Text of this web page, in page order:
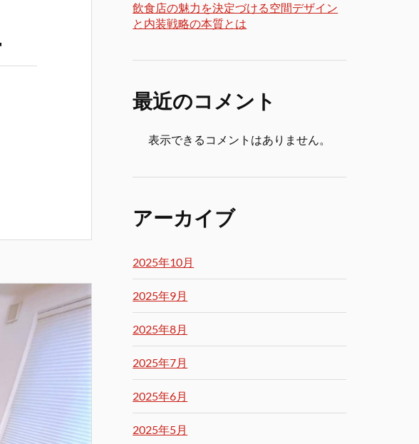
飲食店の魅力を決定づける空間デザイン
と内装戦略の本質とは
最近のコメント
表示できるコメントはありません。
アーカイブ
2025年10月
2025年9月
2025年8月
2025年7月
2025年6月
2025年5月